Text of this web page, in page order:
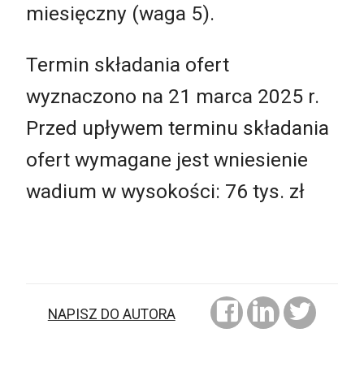
miesięczny (waga 5).
Termin składania ofert
wyznaczono na 21 marca 2025 r.
Przed upływem terminu składania
ofert wymagane jest wniesienie
wadium w wysokości: 76 tys. zł
NAPISZ DO AUTORA